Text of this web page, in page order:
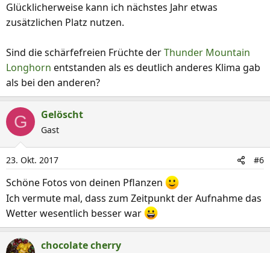
Glücklicherweise kann ich nächstes Jahr etwas
zusätzlichen Platz nutzen.
Sind die schärfefreien Früchte derThunder Mountain
Longhorn entstanden als es deutlich anderes Klima gab
als bei den anderen?
G Gelöscht
Gast
23. Okt. 2017 #6
Schöne Fotos von deinen Pflanzen
Ich vermute mal, dass zum Zeitpunkt der Aufnahme das
Wetter wesentlich besser war
chocolate cherry